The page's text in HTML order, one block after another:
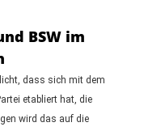
BSW im
dass sich mit dem
etabliert hat, die
wird das auf die